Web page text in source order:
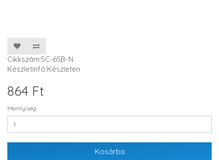
Cikkszám:5C-65B-N
Készletinfó:Készleten
864 Ft
Mennyiség
Kosárba